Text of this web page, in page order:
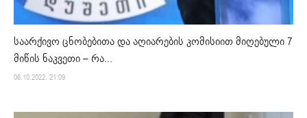
საარქივო ცნობებითა და აღიარების კომისიით მიღებული 7
მიწის ნაკვეთი – რა...
06.10.2022. 21:09